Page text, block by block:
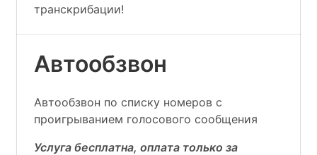
транскрибации!
Автообзвон
Автообзвон по списку номеров с
проигрыванием голосового сообщения
Услуга бесплатна, оплата только за